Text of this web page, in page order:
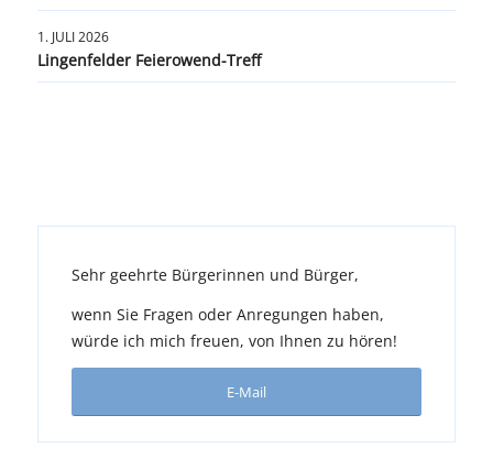
1. JULI 2026
Lingenfelder Feierowend-Treff
Sehr geehrte Bürgerinnen und Bürger,
wenn Sie Fragen oder Anregungen haben,
würde ich mich freuen, von Ihnen zu hören!
E-Mail